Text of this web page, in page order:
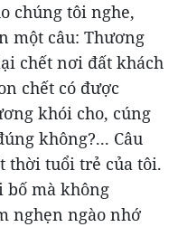
chúng tôi nghe,
một câu: Thương
chết nơi đất khách
chết có được
khói cho, cúng
không?... Câu
thời tuổi trẻ của tôi.
bố mà không
nghẹn ngào nhớ